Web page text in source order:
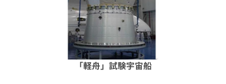
「軽舟」試験宇宙船